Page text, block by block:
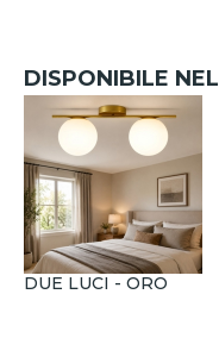
DISPONIBILE
DUE LUCI - ORO